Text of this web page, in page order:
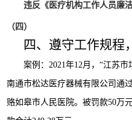
违反《医疗机构工作人员廉
（四）
四、 遵守工作规程
案例：2021年12月，“江苏市
南通市松达医疗器械有限公司通
赂如皋市人民医院。被罚款50万